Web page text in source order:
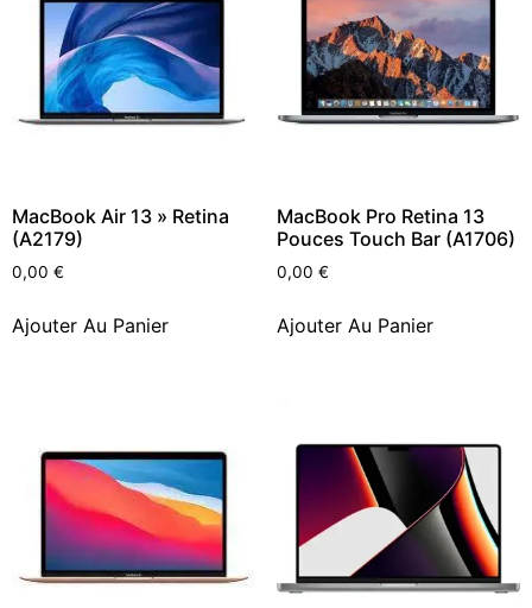
MacBook Air 13 » Retina
(A2179)
0,00 €
Ajouter Au Panier
MacBook Pro Retina 13
Pouces Touch Bar (A1706)
0,00 €
Ajouter Au Panier